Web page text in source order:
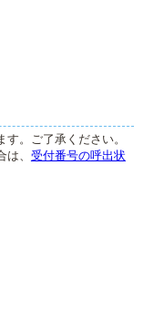
。ご了承ください。
、 受付番号の呼出状